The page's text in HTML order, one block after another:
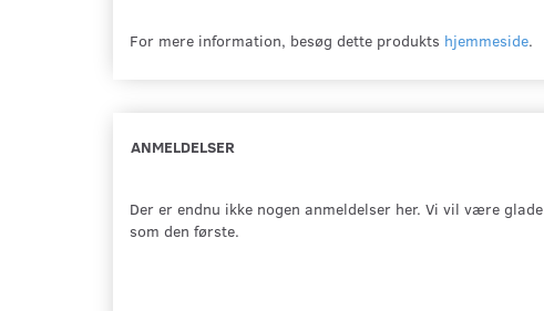
For mere information, besøg dette produkts hjemmeside.
ANMELDELSER
Der er endnu ikke nogen anmeldelser her. Vi vil være
som den første.